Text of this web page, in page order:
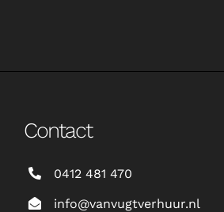
Contact
0412 481 470
info@vanvugtverhuur.nl